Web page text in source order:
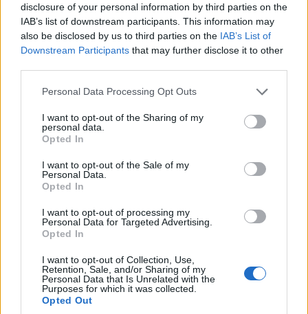
disclosure of your personal information by third parties on the
IAB’s list of downstream participants. This information may
also be disclosed by us to third parties on the IAB’s List of
Downstream Participants that may further disclose it to other
Please note that this website/app uses one or more Google
not limited to your visit or usage behaviour. You may click to
grant or deny consent to Google and its third-party tags to
use your data for below specified purposes in below Google
consent section.
Personal Data Processing Opt Outs
I want to opt-out of the Sharing of my
personal data.
Opted In
I want to opt-out of the Sale of my
Personal Data.
Opted In
I want to opt-out of processing my
Personal Data for Targeted Advertising.
Opted In
I want to opt-out of Collection, Use,
Retention, Sale, and/or Sharing of my
Personal Data that Is Unrelated with the
Purposes for which it was collected.
Opted Out
Η Δημοκρατία δεν χρειάζεται δεξιώσεις, αλλά
μνήμη
25/07/2026 - 9:46πμ